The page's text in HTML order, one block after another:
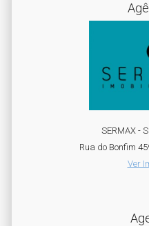
SERMAX -
Rua do Bonfim
Ver